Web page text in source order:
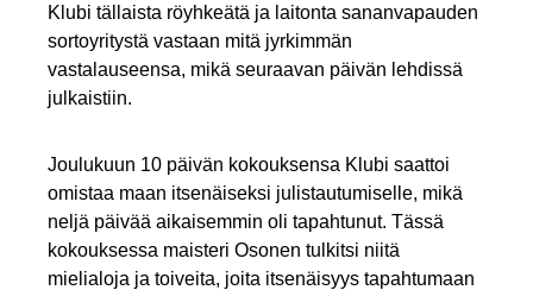
Klubi tällaista röyhkeätä ja laitonta sananvapauden
sortoyritystä vastaan mitä jyrkimmän
vastalauseensa, mikä seuraavan päivän lehdissä
julkaistiin.
Joulukuun 10 päivän kokouksensa Klubi saattoi
omistaa maan itsenäiseksi julistautumiselle, mikä
neljä päivää aikaisemmin oli tapahtunut. Tässä
kokouksessa maisteri Osonen tulkitsi niitä
mielialoja ja toiveita, joita itsenäisyys tapahtumaan